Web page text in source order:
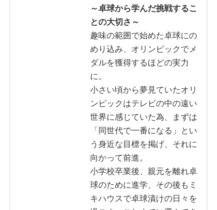
～卓球から学んだ挑戦するこ
との大切さ～
趣味の範囲で始めた卓球にの
めり込み、オリンピックでメ
ダルを獲得するほどの実力
に。
小さい頃から夢見ていたオリ
ンピックはテレビの中の遠い
世界に感じていた為、まずは
「同世代で一番になる」とい
う身近な目標を掲げ、それに
向かって前進。
小学校卒業後、親元を離れ卓
球のために進学、その後もミ
キハウスで卓球漬けの日々を